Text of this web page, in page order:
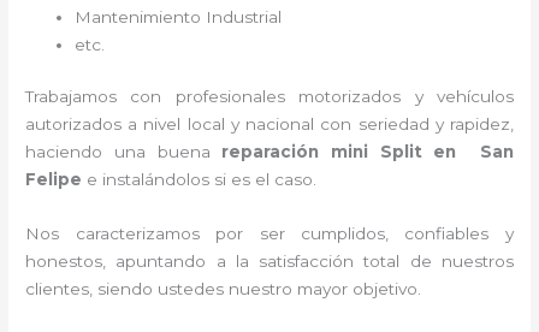
Mantenimiento Industrial
etc.
Trabajamos con profesionales motorizados y vehículos
autorizados a nivel local y nacional con seriedad y rapidez,
haciendo una buena reparación mini Split en San
Felipe e instalándolos si es el caso.
Nos caracterizamos por ser cumplidos, confiables y
honestos, apuntando a la satisfacción total de nuestros
clientes, siendo ustedes nuestro mayor objetivo.